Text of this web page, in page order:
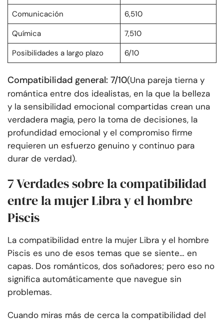
Comunicación
6,510
Química
7,510
Posibilidades a largo plazo
6/10
Compatibilidad general: 7/10(Una pareja tierna y
romántica entre dos idealistas, en la que la belleza
y la sensibilidad emocional compartidas crean una
verdadera magia, pero la toma de decisiones, la
profundidad emocional y el compromiso firme
requieren un esfuerzo genuino y continuo para
durar de verdad).
7 Verdades sobre la compatibilidad
entre la mujer Libra y el hombre
Piscis
La compatibilidad entre la mujer Libra y el hombre
Piscis es uno de esos temas que se siente… en
capas. Dos románticos, dos soñadores; pero eso no
significa automáticamente que navegue sin
problemas.
Cuando miras más de cerca la compatibilidad del